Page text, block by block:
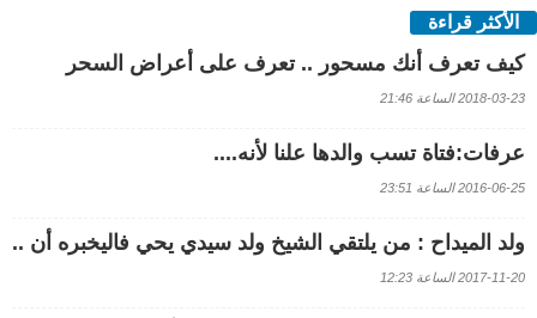
الأكثر قراءة
كيف تعرف أنك مسحور .. تعرف على أعراض السحر
2018-03-23 الساعة 21:46
عرفات:فتاة تسب والدها علنا لأنه....
2016-06-25 الساعة 23:51
ولد الميداح : من يلتقي الشيخ ولد سيدي يحي فاليخبره أن ..
2017-11-20 الساعة 12:23